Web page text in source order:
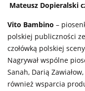
Mateusz Dopieralski
Vito Bambino –
polskiej publiczności
czołówką polskiej
Nagrywał wspólne
Sanah, Darią
również wsparcia